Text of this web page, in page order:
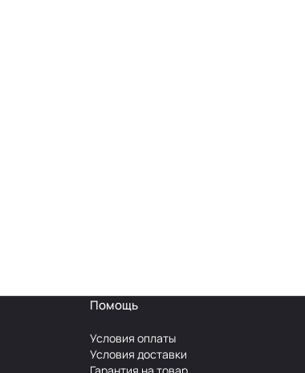
Помощь
Условия оплаты
Условия доставки